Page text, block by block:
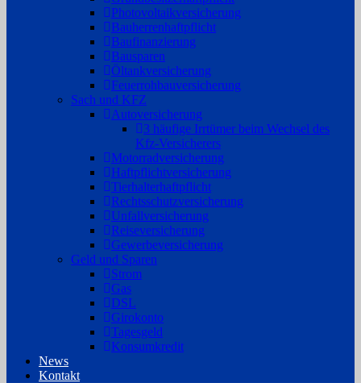
Photovoltaikversicherung
Bauherrenhaftpflicht
Baufinanzierung
Bausparen
Öltankversicherung
Feuerrohbauversicherung
Sach und KFZ
Autoversicherung
3 häufige Irrtümer beim Wechsel des
Kfz-Versicherers
Motorradversicherung
Haftpflichtversicherung
Tierhalterhaftpflicht
Rechtsschutzversicherung
Unfallversicherung
Reiseversicherung
Gewerbeversicherung
Geld und Sparen
Strom
Gas
DSL
Girokonto
Tagesgeld
Konsumkredit
News
Kontakt